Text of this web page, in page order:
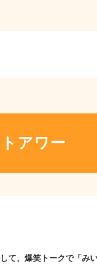
アワー
て、爆笑トークで「み